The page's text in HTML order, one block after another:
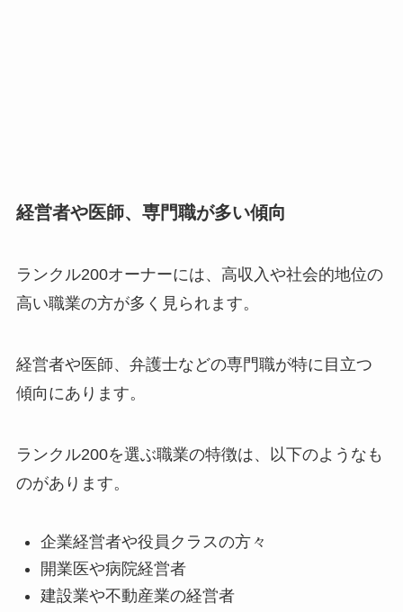
経営者や医師、専門職が多い傾向
ランクル200オーナーには、高収入や社会的地位の
高い職業の方が多く見られます。
経営者や医師、弁護士などの専門職が特に目立つ
傾向にあります。
ランクル200を選ぶ職業の特徴は、以下のようなも
のがあります。
企業経営者や役員クラスの方々
開業医や病院経営者
建設業や不動産業の経営者